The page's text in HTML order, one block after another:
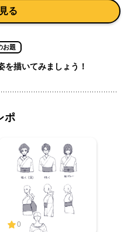
る
お題
を描いてみましょう！
ポ
0